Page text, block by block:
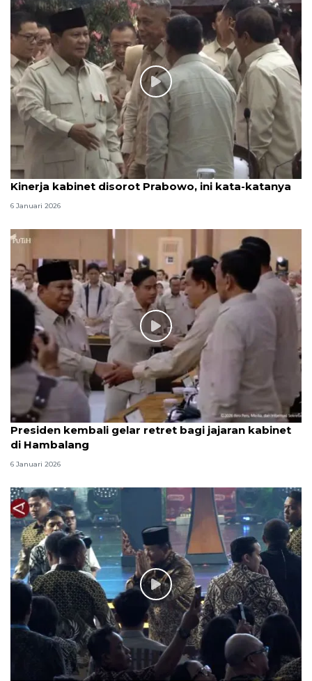
Kinerja kabinet disorot Prabowo, ini kata-katanya
6 Januari 2026
Presiden kembali gelar retret bagi jajaran kabinet
di Hambalang
6 Januari 2026